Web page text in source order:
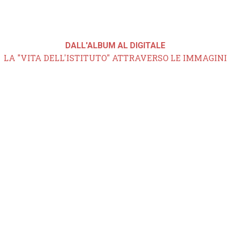
DALL'ALBUM AL DIGITALE
LA "VITA DELL'ISTITUTO" ATTRAVERSO LE IMMAGINI